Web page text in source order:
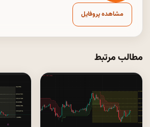
مشاهده پروفایل
مطالب مرتبط